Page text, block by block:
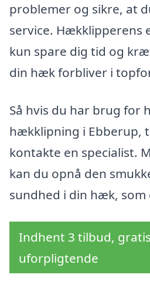
problemer og sikre, at
service. Hækklipperens
kun spare dig tid og
din hæk forbliver i
Så hvis du har brug for
hækklipning i Ebberup,
kontakte en specialist.
kan du opnå den
sundhed i din hæk,
Indhent 3 tilbud,
uforpligtende